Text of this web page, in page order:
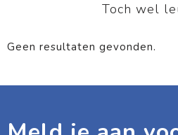
Toch wel
Geen resultaten gevonden.